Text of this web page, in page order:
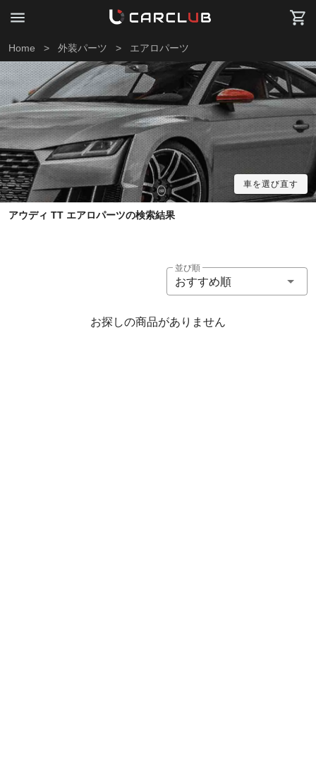
Home > 外装パーツ > エアロパーツ
車を選び直す
アウディ TT エアロパーツの検索結果
並び順
おすすめ順
お探しの商品がありません